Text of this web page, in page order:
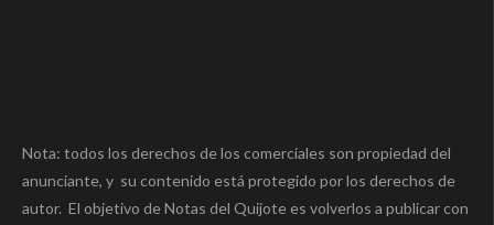
Nota: todos los derechos de los comerciales son propiedad del
anunciante, y su contenido está protegido por los derechos de
autor. El objetivo de Notas del Quijote es volverlos a publicar con